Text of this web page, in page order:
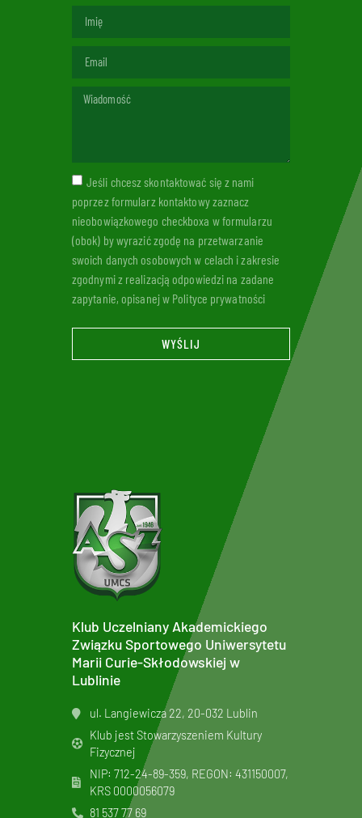
Jeśli chcesz skontaktować się z nami
poprzez formularz kontaktowy zaznacz
nieobowiązkowego checkboxa w formularzu
(obok) by wyrazić zgodę na przetwarzanie
swoich danych osobowych w celach i zakresie
zgodnymi z realizacją odpowiedzi na zadane
zapytanie, opisanej w Polityce prywatności
WYŚLIJ
Klub Uczelniany Akademickiego
Związku Sportowego Uniwersytetu
Marii Curie-Skłodowskiej w
Lublinie
ul. Langiewicza 22, 20-032 Lublin
Klub jest Stowarzyszeniem Kultury
Fizycznej
NIP: 712-24-89-359, REGON: 431150007,
KRS 0000056079
81 537 77 69